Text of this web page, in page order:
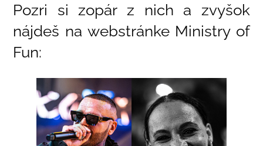
Pozri si zopár z nich a zvyšok
nájdeš na webstránke Ministry of
Fun: